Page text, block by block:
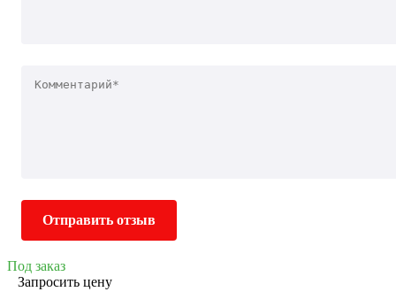
Отправить отзыв
Под заказ
Запросить цену